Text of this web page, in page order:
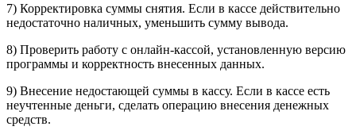
7) Корректировка суммы снятия. Если в кассе действительно
недостаточно наличных, уменьшить сумму вывода.
8) Проверить работу с онлайн-кассой, установленную версию
программы и корректность внесенных данных.
9) Внесение недостающей суммы в кассу. Если в кассе есть
неучтенные деньги, сделать операцию внесения денежных
средств.